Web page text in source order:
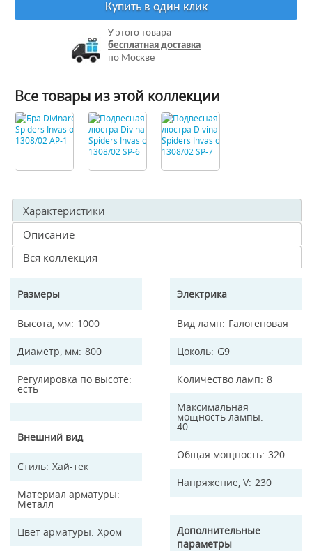
Купить в один клик
У этого товара
бесплатная доставка
по Москве
Все товары из этой коллекции
Характеристики
Описание
Вся коллекция
Размеры
Высота, мм 1000
Диаметр, мм 800
Регулировка по высоте
есть
Внешний вид
Стиль Хай-тек
Материал арматуры
Металл
Цвет арматуры Хром
Электрика
Вид ламп Галогеновая
Цоколь G9
Количество ламп 8
Максимальная
мощность лампы
40
Общая мощность 320
Напряжение, V 230
Дополнительные
параметры